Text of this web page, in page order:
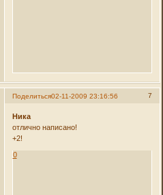
Поделиться 7
02-11-2009 23:16:56
Ника
отлично написано!
+2!
0